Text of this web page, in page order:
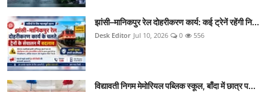
झांसी–मानिकपुर रेल दोहरीकरण कार्य: कई ट्रेनें रहेंगी नि...
Desk Editor Jul 10, 2026 0 556
विद्यावती निगम मेमोरियल पब्लिक स्कूल, बाँदा में छात्र प...